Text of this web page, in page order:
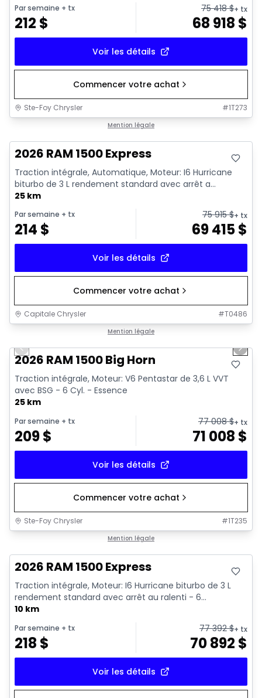
Par semaine + tx
212 $
75 418$+ tx
68 918 $
Voir les détails
Commencer votre achat
Ste-Foy Chrysler #1T273
Mention légale
2026 RAM 1500 Express
Traction intégrale, Automatique, Moteur: I6 Hurricane
biturbo de 3 L rendement standard avec arrêt a...
25 km
Par semaine + tx
214 $
75 915$+ tx
69 415$
Voir les détails
Commencer votre achat
Capitale Chrysler #T0486
Mention légale
Previous slide Next
2026 RAM 1500 Big Horn
Traction intégrale, Moteur: V6 Pentastar de 3,6 L VVT
avec BSG - 6 Cyl. - Essence
25 km
Par semaine + tx
209$
77 008$+ tx
71 008 $
Voir les détails
Commencer votre achat
Ste-Foy Chrysler #1T235
Mention légale
2026 RAM 1500 Express
Traction intégrale, Moteur: I6 Hurricane biturbo de 3 L
rendement standard avec arrêt au ralenti - 6...
10 km
Par semaine + tx
218 $
77 392$+ tx
70 892 $
Voir les détails